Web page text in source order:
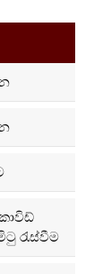
රැස්වීම